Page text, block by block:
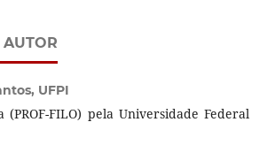
AUTOR
UFPI
FILO) pela Universidade Federal